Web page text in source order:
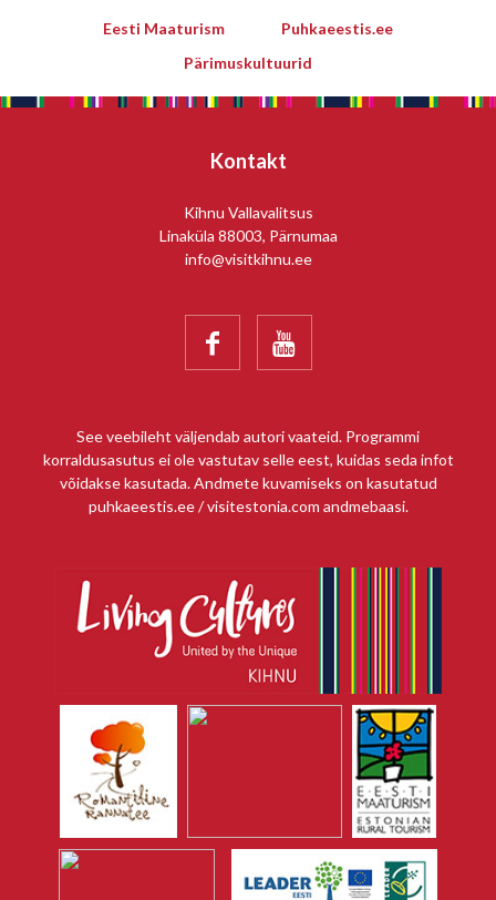
Eesti Maaturism
Puhkaeestis.ee
Pärimuskultuurid
Kontakt
Kihnu Vallavalitsus
Linaküla 88003, Pärnumaa
info@visitkihnu.ee
 
See veebileht väljendab autori vaateid. Programmi
korraldusasutus ei ole vastutav selle eest, kuidas seda infot
võidakse kasutada. Andmete kuvamiseks on kasutatud
puhkaeestis.ee / visitestonia.com andmebaasi.